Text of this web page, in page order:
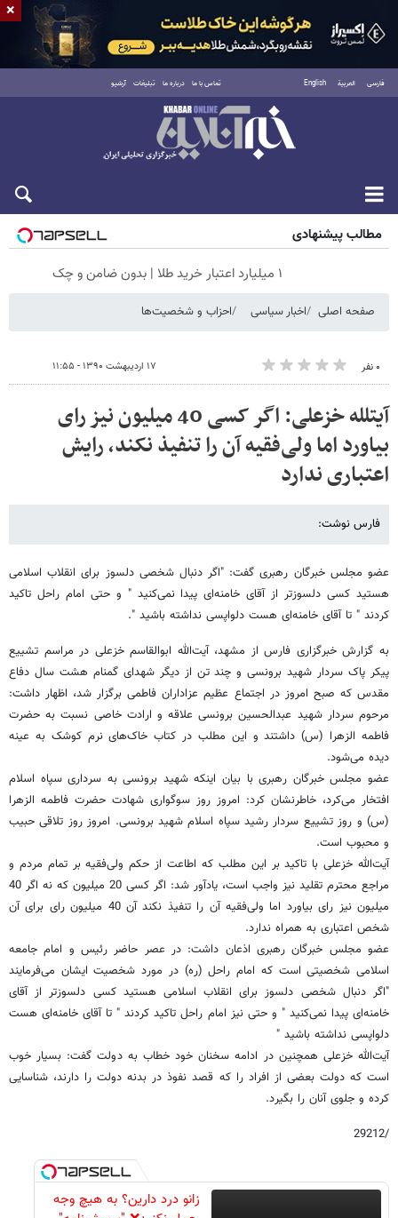
فارسی العربية English تماس با ما درباره ما تبلیغات آرشیو
پنجشنبه ۱۵ مرداد ۱۴۰۵
مطالب پیشنهادی
۱ میلیارد اعتبار خرید طلا | بدون ضامن و چک
صفحه اصلی اخبار سیاسی احزاب و شخصیت‌ها
۰ نفر ۱۷ اردیبهشت ۱۳۹۰ - ۱۱:۵۵
آیت​​لله خزعلی: اگر کسی 40 میلیون نیز رای
بیاورد اما ولی‌فقیه آن را تنفیذ نکند، رایش
اعتباری ندارد
فارس نوشت:
عضو مجلس خبرگان رهبری گفت: "اگر دنبال شخصی دلسوز برای انقلاب اسلامی
هستید کسی دلسوز‌تر از آقای خامنه‌ای پیدا نمی‌کنید " و حتی امام راحل تاکید
کردند " تا آقای خامنه‌ای هست دلواپسی نداشته باشید ".
به گزارش خبرگزاری فارس از مشهد‌، آیت‌الله ابوالقاسم خزعلی در مراسم تشییع
پیکر پاک سردار شهید برونسی و چند تن از دیگر شهدای گمنام هشت سال دفاع
مقدس که صبح امروز در اجتماع عظیم عزاداران فاطمی برگزار شد، اظهار داشت:
مرحوم سردار شهید عبدالحسین برونسی علاقه و ارادت خاصی نسبت به حضرت
فاطمه الزهرا (س) داشتند و این مطلب در کتاب خاک‌های نرم کوشک به عینه
دیده می‌شود.
عضو مجلس خبر‌گان رهبری با بیان اینکه شهید برونسی به سرداری سپاه اسلام
افتخار می‌کرد، خاطرنشان کرد: امروز روز سوگواری شهادت حضرت فاطمه الزهرا
(س) و روز تشییع سردار رشید سپاه اسلام شهید برونسی. امروز روز تلاقی حبیب
و محبوب است.
آیت‌الله خزعلی با تاکید بر این مطلب که اطاعت از حکم ولی‌فقیه بر تمام مردم و
مراجع محترم تقلید نیز واجب است، یادآور شد: اگر کسی 20 میلیون که نه اگر 40
میلیون نیز رای بیاورد اما ولی‌فقیه آن را تنفیذ نکند آن 40 میلیون رای برای آن
شخص اعتباری به همراه ندارد.
عضو مجلس خبرگان رهبری اذعان داشت: در عصر حاضر رئیس و امام جامعه
اسلامی شخصیتی است که امام راحل (ره) در مورد شخصیت ایشان می‌فرمایند
"اگر دنبال شخصی دلسوز برای انقلاب اسلامی هستید کسی دلسوز‌تر از آقای
خامنه‌ای پیدا نمی‌کنید " و حتی نیز امام راحل تاکید کردند " تا آقای خامنه‌ای هست
دلواپسی نداشته باشید "
آیت‌الله خزعلی همچنین در ادامه سخنان خود خطاب به دولت گفت: بسیار خوب
است که دولت بعضی از افراد را که قصد نفوذ در بدنه دولت را دارند، شناسایی
کرده و جلوی آنان را بگیرد.
/29212
زانو درد دارین؟ به هیچ وجه
×